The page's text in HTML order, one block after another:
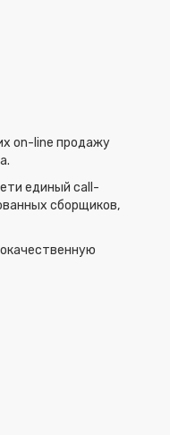
on-line продажу
единый call-
сборщиков,